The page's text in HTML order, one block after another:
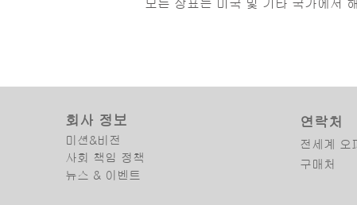
모든 상표는 미국 및 기타 국가에서
회사 정보
미션&비전
사회 책임 정책
뉴스 & 이벤트
연락처
전세계 오
구매처